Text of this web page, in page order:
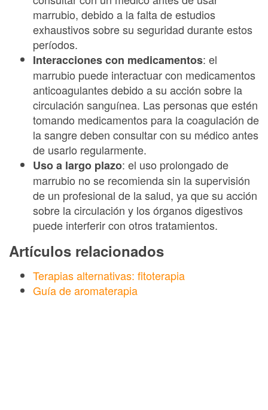
marrubio, debido a la falta de estudios
exhaustivos sobre su seguridad durante estos
períodos.
Interacciones con medicamentos: el
marrubio puede interactuar con medicamentos
anticoagulantes debido a su acción sobre la
circulación sanguínea. Las personas que estén
tomando medicamentos para la coagulación de
la sangre deben consultar con su médico antes
de usarlo regularmente.
Uso a largo plazo: el uso prolongado de
marrubio no se recomienda sin la supervisión
de un profesional de la salud, ya que su acción
sobre la circulación y los órganos digestivos
puede interferir con otros tratamientos.
Artículos relacionados
Terapias alternativas: fitoterapia
Guía de aromaterapia